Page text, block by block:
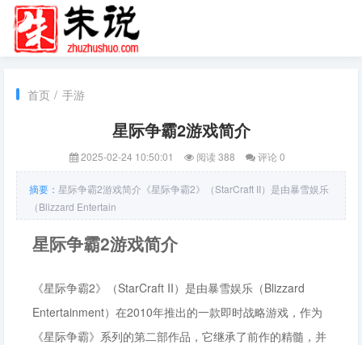
首页 / 手游
星际争霸2游戏简介
2025-02-24 10:50:01 阅读 388 评论 0
摘要： 星际争霸2游戏简介《星际争霸2》（StarCraft II）是由暴雪娱乐
（Blizzard Entertain
星际争霸2游戏简介
《星际争霸2》（StarCraft II）是由暴雪娱乐（Blizzard
Entertainment）在2010年推出的一款即时战略游戏，作为
《星际争霸》系列的第二部作品，它继承了前作的精髓，并